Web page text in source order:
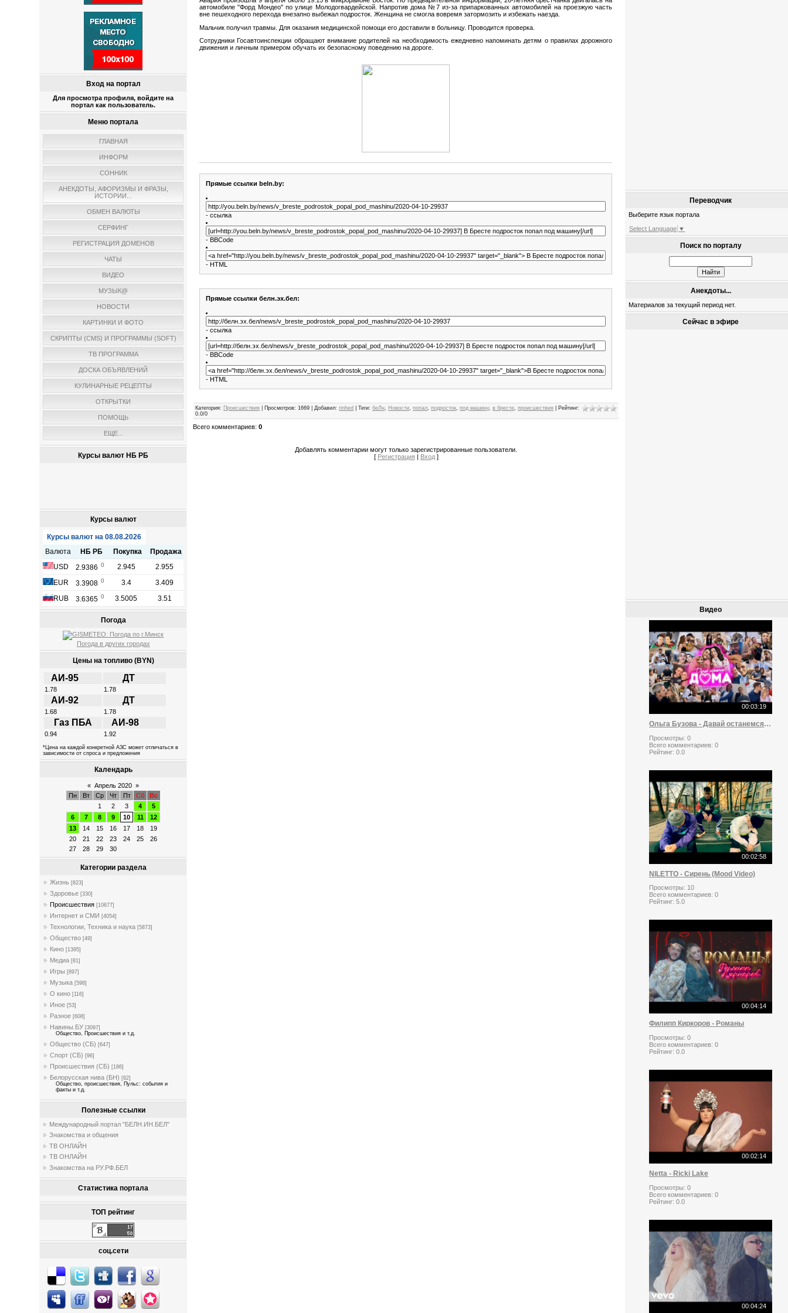
Вход на портал
Для просмотра профиля, войдите на
портал как пользователь.
Меню портала
ГЛАВНАЯ
ИНФОРМ
СОННИК
АНЕКДОТЫ, АФОРИЗМЫ И ФРАЗЫ,
ИСТОРИИ...
ОБМЕН ВАЛЮТЫ
СЕРФИНГ
РЕГИСТРАЦИЯ ДОМЕНОВ
ЧАТЫ
ВИДЕО
МУЗЫК@
НОВОСТИ
КАРТИНКИ И ФОТО
СКРИПТЫ (CMS) И ПРОГРАММЫ (SOFT)
ТВ ПРОГРАММА
ДОСКА ОБЪЯВЛЕНИЙ
КУЛИНАРНЫЕ РЕЦЕПТЫ
ОТКРЫТКИ
ПОМОЩЬ
ЕЩЕ...
Курсы валют НБ РБ
Курсы валют
Погода
Погода в других городах
Цены на топливо (BYN)
АИ-95 ДТ
1.78 1.78
АИ-92 ДТ
1.68 1.78
Газ ПБА АИ-98
0.94 1.92
*Цена на каждой конкретной АЗС может отличаться в
зависимости от спроса и предложения
Календарь
« Апрель 2020 »
Пн
Вт Ср Чт Пт Сб
Вс
1
2 3 4
5
6
7 8 9 10 11
12
13
14 15 16 17 18
19
20
21 22 23 24 25
26
27
28 29 30
Категории раздела
Жизнь [823]
Здоровье [330]
Происшествия [10677]
Интернет и СМИ [4054]
Технологии, Техника и наука [5873]
Общество [49]
Кино [1395]
Медиа [81]
Игры [897]
Музыка [598]
О кино [116]
Иное [53]
Разное [608]
Навины.БУ [3097]
Общество, Происшествия и т.д.
Общество (СБ) [647]
Спорт (СБ) [96]
Происшествия (СБ) [186]
Белорусская нива (БН) [82]
Общество, происшествия, Пульс: события и
факты и т.д.
Полезные ссылки
Международный портал "БЕЛН.ИН.БЕЛ"
Знакомства и общения
ТВ ОНЛАЙН
ТВ ОНЛАЙН
Знакомства на РУ.РФ.БЕЛ
Статистика портала
ТОП рейтинг
соц.сети
автомобиле "Форд Мондео" по улице Молодогвардейской. Напротив дома №7 из-за припаркованных автомобилей на проезжую часть
вне пешеходного перехода внезапно выбежал подросток. Женщина не смогла вовремя затормозить и избежать наезда.
Мальчик получил травмы. Для оказания медицинской помощи его доставили в больницу. Проводится проверка.
Сотрудники Госавтоинспекции обращают внимание родителей на необходимость ежедневно напоминать детям о правилах дорожного
движения и личным примером обучать их безопасному поведению на дороге.
Прямые ссылки beln.by:
- ссылка
- BBCode
- HTML
Прямые ссылки белн.эх.бел:
- ссылка
- BBCode
- HTML
Категория: Происшествия Просмотров: 1669 Добавил: rinhed |Теги: беЛн Новости ,попал ,подросток ,под машину,в бресте ,происшествия Рейтинг:
0.0/0
Всего комментариев:0
Добавлять комментарии могут только зарегистрированные пользователи.
[ Регистрация | Вход]
Переводчик
Выберите язык портала
Select Language ▼
Поиск по порталу
Анекдоты...
Материалов за текущий период нет.
Сейчас в эфире
Видео
00:03:19
Ольга Бузова - Давай останемся дома
Просмотры:0
Всего комментариев:0
Рейтинг:0.0
00:02:58
NILETTO - Сирень (Mood Video)
Просмотры: 10
Всего комментариев:0
Рейтинг:5.0
00:04:14
Филипп Киркоров - Романы
Просмотры:0
Всего комментариев:0
Рейтинг:0.0
00:02:14
Netta - Ricki Lake
Просмотры:0
Всего комментариев:0
Рейтинг:0.0
00:04:24